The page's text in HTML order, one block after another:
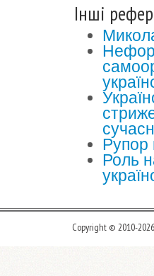
Інші
Рупор
Роль
Copyright © 2010-